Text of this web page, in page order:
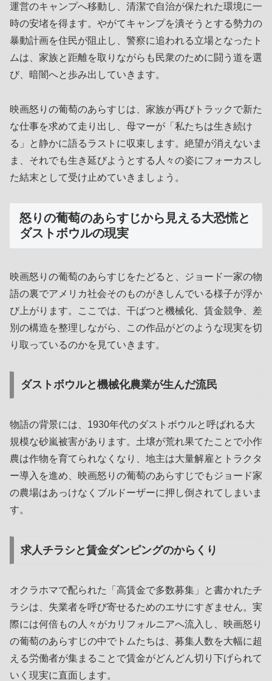
運営のキャンプへ移動し、清潔で自治が保たれた環境に一
時の安堵を得ます。やがてキャンプを潰そうとする勢力の
暴動計画を住民が阻止し、警察に追われる立場となったト
ムは、家族と距離を取りながらも民衆のために闘う道を選
び、暗闇へと歩み出していきます。
映画怒りの葡萄のあらすじは、家族が再びトラックで新た
な仕事を求めて走り出し、母マーが「私たちは生き続け
る」と静かに語るラストに収束します。絶望が消えないま
ま、それでも生き延びようとする人々の姿にフォーカスし
た結末として受け止めていきましょう。
怒りの葡萄のあらすじから見える大恐慌と
ダストボウルの現実
映画怒りの葡萄のあらすじをたどると、ジョード一家の物
語の裏でアメリカ社会そのものがきしんでいる様子が浮か
び上がります。ここでは、干ばつと機械化、賃金競争、差
別の構造を整理しながら、この作品がどのような現実を切
り取っているのかを見ていきます。
ダストボウルと機械化農業が生んだ流民
物語の背景には、1930年代のダストボウルと呼ばれる大
規模な砂嵐被害があります。土壌が荒れ果てたことで小作
農は作物を育てられなくなり、地主は大量解雇とトラクタ
ー導入を進め、映画怒りの葡萄のあらすじでもジョード家
の農場はあっけなくブルドーザーに押し倒されてしまいま
す。
求人チラシと賃金ダンピングのからくり
オクラホマで配られた「高賃金で多数募集」と書かれたチ
ラシは、失業者を呼び寄せるためのエサにすぎません。実
際には何倍もの人々がカリフォルニアへ流入し、映画怒り
の葡萄のあらすじの中でトムたちは、募集人数を大幅に超
える労働者が集まることで賃金がどんどん切り下げられて
いく現実に直面します。